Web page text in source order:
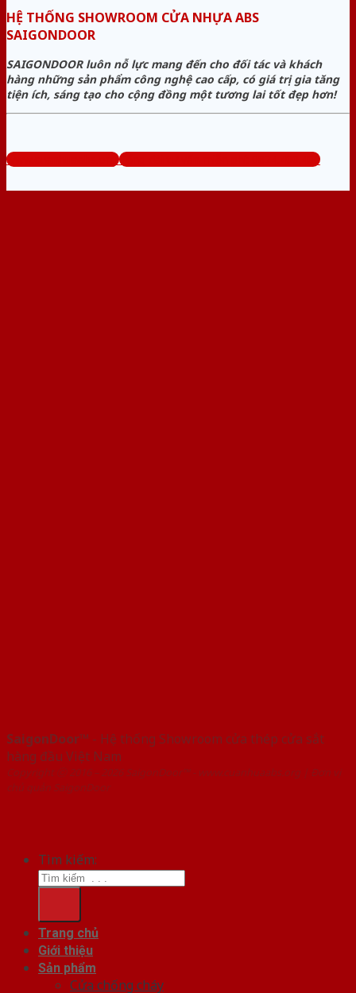
HỆ THỐNG SHOWROOM CỬA NHỰA ABS
SAIGONDOOR
SAIGONDOOR luôn nỗ lực mang đến cho đối tác và khách
hàng những sản phẩm công nghệ cao cấp, có giá trị gia tăng
tiện ích, sáng tạo cho cộng đồng một tương lai tốt đẹp hơn!
www.cuanhuaabs.org Tổng đài tư vấn miễn phí: 0824.400.400
SaigonDoor™ - Hệ thống Showroom cửa thép cửa sắt
hàng đầu Việt Nam
Copyright ⓒ 2016 – 2026 SaigonDoor™ - www.cuanhuaabs.org | Đơn vị
chủ quản SaigonDoor
Tìm kiếm:
Trang chủ
Giới thiệu
Sản phẩm
Cửa chống cháy